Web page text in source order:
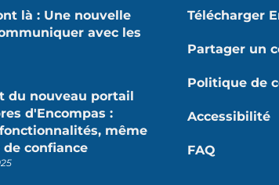
là : Une nouvelle
avec les
du nouveau portail
d'Encompas :
même
confiance
Télécharger
Partager un
Politique de
Accessibilité
FAQ